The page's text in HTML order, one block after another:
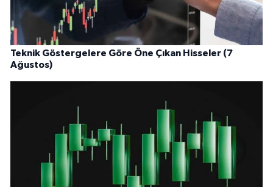
Teknik Göstergelere Göre Öne Çıkan Hisseler (7
Ağustos)